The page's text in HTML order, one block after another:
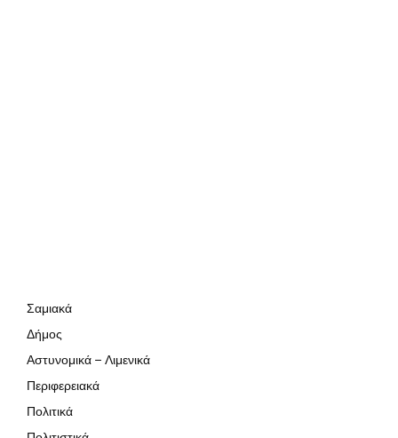
Σαμιακά
Δήμος
Αστυνομικά – Λιμενικά
Περιφερειακά
Πολιτικά